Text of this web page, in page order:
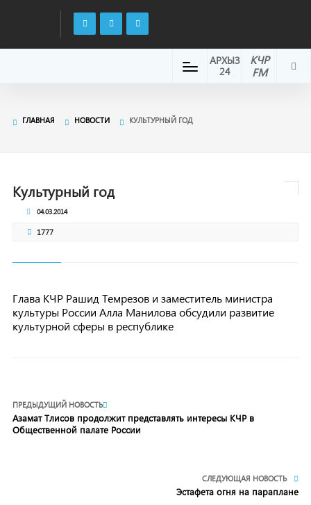
КЧР
FM
АРХЫЗ
24
ГЛАВНАЯ НОВОСТИ КУЛЬТУРНЫЙ ГОД
Культурный год
04.03.2014
1777
Глава КЧР Рашид Темрезов и заместитель министра
культуры России Алла Манилова обсудили развитие
культурной сферы в республике
ПРЕДЫДУЩИЙ НОВОСТЬ
Азамат Тлисов продолжит представлять интересы КЧР в
Общественной палате России
СЛЕДУЮЩАЯ НОВОСТЬ
Эстафета огня на параплане